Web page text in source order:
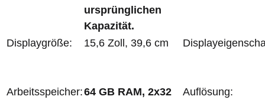
ursprünglichen
Kapazität.
Displaygröße: 15,6 Zoll, 39,6 cm
Arbeitsspeicher:64 GB RAM, 2x32
Auflösung: